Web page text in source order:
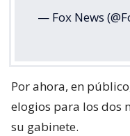
— Fox News
Por ahora, en
elogios para los dos
su gabinete.